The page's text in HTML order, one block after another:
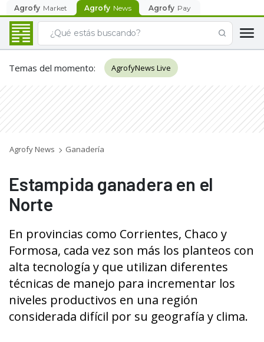
Agrofy Market Agrofy News Agrofy Pay
Temas del momento: AgrofyNews Live
Agrofy News Ganadería
Estampida ganadera en el
Norte
En provincias como Corrientes, Chaco y
Formosa, cada vez son más los planteos con
alta tecnología y que utilizan diferentes
técnicas de manejo para incrementar los
niveles productivos en una región
considerada difícil por su geografía y clima.